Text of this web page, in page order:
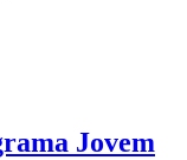
Jovem